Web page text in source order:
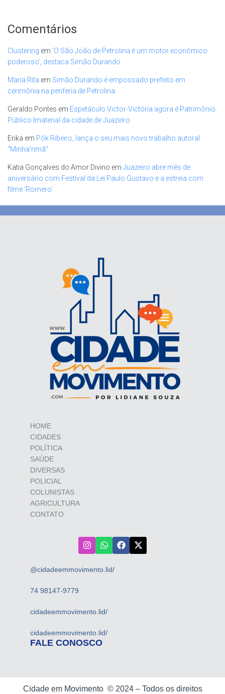
Comentários
Clustering em ‘O São João de Petrolina é um motor econômico
poderoso’, destaca Simão Durando
Maria Rita em Simão Durando é empossado prefeito em
cerimônia na periferia de Petrolina
Geraldo Pontes em Espetáculo Victor-Victória agora é Patrimônio
Público Imaterial da cidade de Juazeiro
Erika em Pók Ribeiro, lança o seu mais novo trabalho autoral
“Minha’rimã”
Katia Gonçalves do Amor Divino em Juazeiro abre mês de
aniversário com Festival da Lei Paulo Gustavo e a estreia com
filme ‘Romero’
HOME
CIDADES
POLÍTICA
SAÚDE
DIVERSAS
POLICIAL
COLUNISTAS
AGRICULTURA
CONTATO
@cidadeemmovimento.lid/
74 98147-9779
cidadeemmovimento.lid/
cidadeemmovimento.lid/
FALE CONOSCO
Cidade em Movimento © 2024 – Todos os direitos